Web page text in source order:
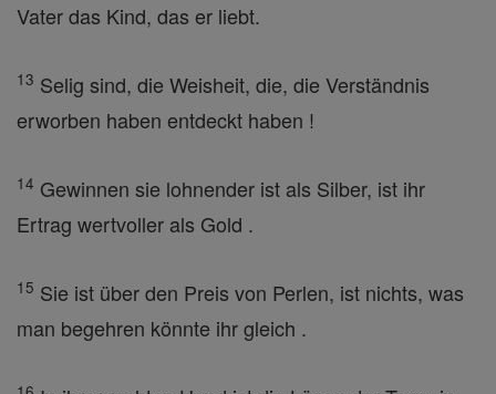
Vater das Kind, das er liebt.
13 Selig sind, die Weisheit, die, die Verständnis
erworben haben entdeckt haben !
14 Gewinnen sie lohnender ist als Silber, ist ihr
Ertrag wertvoller als Gold .
15 Sie ist über den Preis von Perlen, ist nichts, was
man begehren könnte ihr gleich .